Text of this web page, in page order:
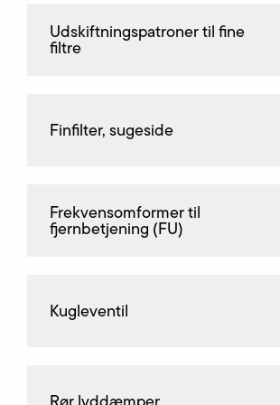
Udskiftningspatroner til fine
filtre
Finfilter, sugeside
Frekvensomformer til
fjernbetjening (FU)
Kugleventil